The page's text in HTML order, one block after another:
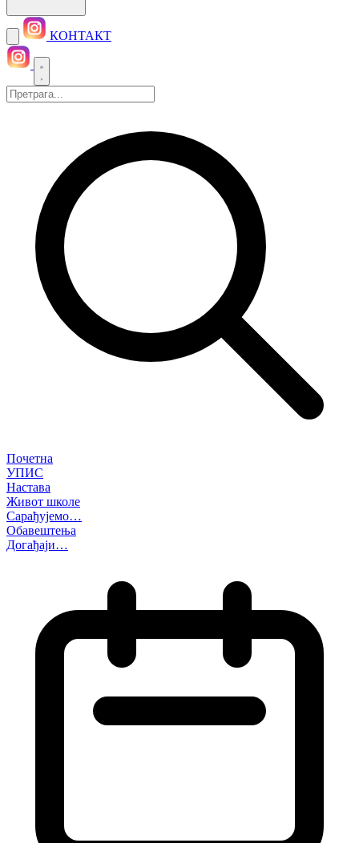
КОНТАКТ
Почетна
УПИС
Настава
Живот школе
Сарађујемо…
Обавештења
Догађаји…